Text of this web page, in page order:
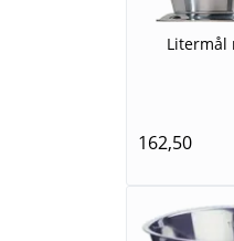
Litermål
162,50